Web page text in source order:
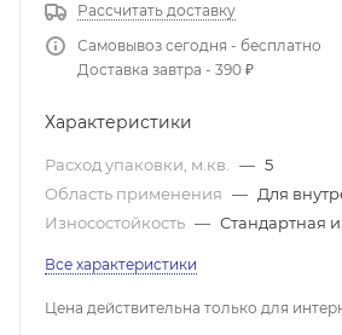
Рассчитать доставку
Самовывоз сегодня - бесплатно
Доставка завтра - 390 ₽
Характеристики
Расход упаковки, м.кв. — 5
Область применения — Для
Износостойкость — Стандартная
Все характеристики
Цена действительна только для